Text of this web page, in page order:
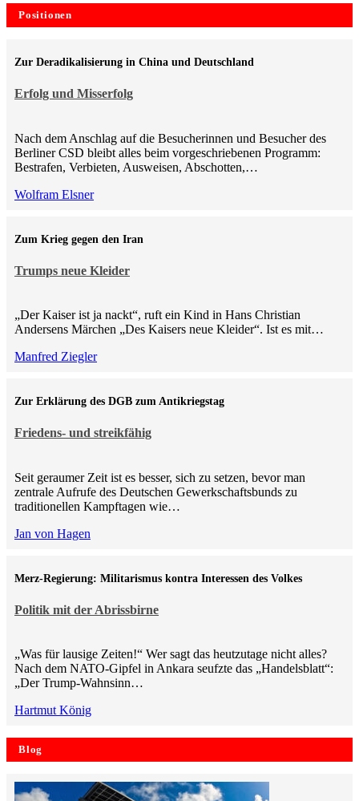
Positionen
Erfolg und Misserfolg
Zur Deradikalisierung in China und Deutschland
Nach dem Anschlag auf die Besucherinnen und Besucher des
Berliner CSD bleibt alles beim vorgeschriebenen Programm:
Bestrafen, Verbieten, Ausweisen, Abschotten,…
Wolfram Elsner
Trumps neue Kleider
Zum Krieg gegen den Iran
„Der Kaiser ist ja nackt“, ruft ein Kind in Hans Christian
Andersens Märchen „Des Kaisers neue Kleider“. Ist es mit…
Manfred Ziegler
Friedens- und streikfähig
Zur Erklärung des DGB zum Antikriegstag
Seit geraumer Zeit ist es besser, sich zu setzen, bevor man
zentrale Aufrufe des Deutschen Gewerkschaftsbunds zu
traditionellen Kampftagen wie…
Jan von Hagen
Politik mit der Abrissbirne
Merz-Regierung: Militarismus kontra Inte­ressen des Volkes
„Was für lausige Zeiten!“ Wer sagt das heutzutage nicht alles?
Nach dem NATO-Gipfel in Ankara seufzte das „Handelsblatt“:
„Der Trump-Wahnsinn…
Hartmut König
Blog